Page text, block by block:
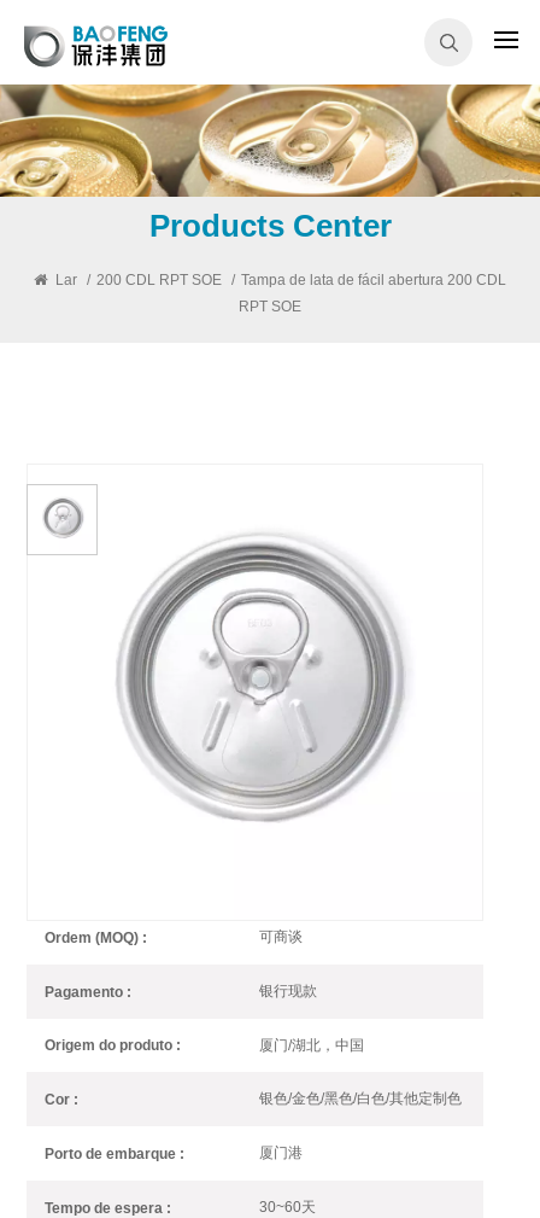
Products Center
Lar / 200 CDL RPT SOE / Tampa de lata de fácil abertura 200 CDL
RPT SOE
Tampa De Lata De Fácil
Abertura 200 CDL RPT SOE
A extremidade CDL pode ser leve, pesando 10% menos que a
extremidade B64. Temos opções em 200 e 202.
200 CDL geralmente corresponde a 250 latas finas, 250 latas
elegantes, etc. Temos SOT e RPT para sua escolha.
Ordem (MOQ) : 可商谈
Pagamento : 银行现款
Origem do produto : 厦门/湖北，中国
Cor : 银色/金色/黑色/白色/其他定制色
Porto de embarque : 厦门港
Tempo de espera : 30~60天